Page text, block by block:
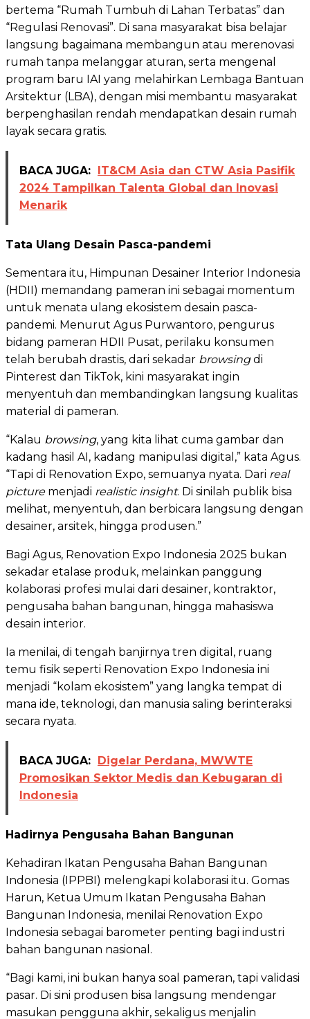
bertema “Rumah Tumbuh di Lahan Terbatas” dan
“Regulasi Renovasi”. Di sana masyarakat bisa belajar
langsung bagaimana membangun atau merenovasi
rumah tanpa melanggar aturan, serta mengenal
program baru IAI yang melahirkan Lembaga Bantuan
Arsitektur (LBA), dengan misi membantu masyarakat
berpenghasilan rendah mendapatkan desain rumah
layak secara gratis.
BACA JUGA: IT&CM Asia dan CTW Asia Pasifik
2024 Tampilkan Talenta Global dan Inovasi
Menarik
Tata Ulang Desain Pasca-pandemi
Sementara itu, Himpunan Desainer Interior Indonesia
(HDII) memandang pameran ini sebagai momentum
untuk menata ulang ekosistem desain pasca-
pandemi. Menurut Agus Purwantoro, pengurus
bidang pameran HDII Pusat, perilaku konsumen
telah berubah drastis, dari sekadar browsingdi
Pinterest dan TikTok, kini masyarakat ingin
menyentuh dan membandingkan langsung kualitas
material di pameran.
“Kalau browsing, yang kita lihat cuma gambar dan
kadang hasil AI, kadang manipulasi digital,” kata Agus.
“Tapi di Renovation Expo, semuanya nyata. Dari real
picturemenjadi realistic insight. Di sinilah publik bisa
melihat, menyentuh, dan berbicara langsung dengan
desainer, arsitek, hingga produsen.”
Bagi Agus, Renovation Expo Indonesia 2025 bukan
sekadar etalase produk, melainkan panggung
kolaborasi profesi mulai dari desainer, kontraktor,
pengusaha bahan bangunan, hingga mahasiswa
desain interior.
Ia menilai, di tengah banjirnya tren digital, ruang
temu fisik seperti Renovation Expo Indonesia ini
menjadi “kolam ekosistem” yang langka tempat di
mana ide, teknologi, dan manusia saling berinteraksi
secara nyata.
BACA JUGA: Digelar Perdana, MWWTE
Promosikan Sektor Medis dan Kebugaran di
Indonesia
Hadirnya Pengusaha Bahan Bangunan
Kehadiran Ikatan Pengusaha Bahan Bangunan
Indonesia (IPPBI) melengkapi kolaborasi itu. Gomas
Harun, Ketua Umum Ikatan Pengusaha Bahan
Bangunan Indonesia, menilai Renovation Expo
Indonesia sebagai barometer penting bagi industri
bahan bangunan nasional.
“Bagi kami, ini bukan hanya soal pameran, tapi validasi
pasar. Di sini produsen bisa langsung mendengar
masukan pengguna akhir, sekaligus menjalin